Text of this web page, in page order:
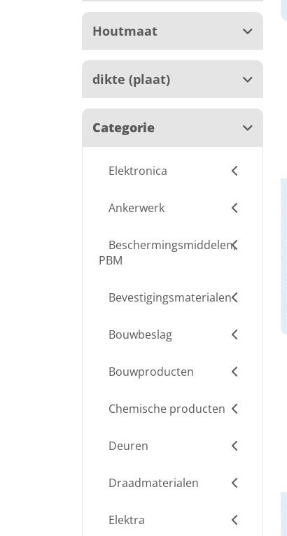
Houtmaat
dikte (plaat)
Categorie
Elektronica
Ankerwerk
Beschermingsmiddelen,
PBM
Bevestigingsmaterialen
Bouwbeslag
Bouwproducten
Chemische producten
Deuren
Draadmaterialen
Elektra